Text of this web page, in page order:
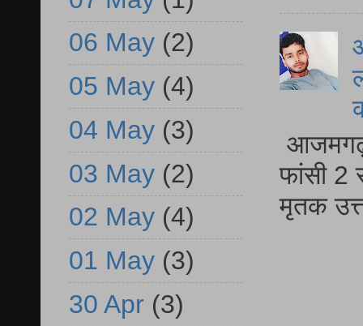
आजमगढ़
फांसी 2
मृतक
06 May (2)
05 May (4)
04 May (3)
03 May (2)
02 May (4)
01 May (3)
30 Apr (3)